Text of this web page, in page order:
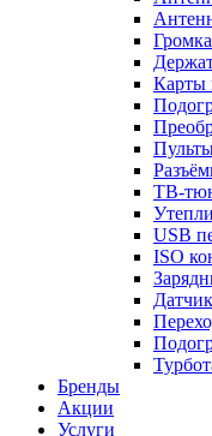
Карты
ТВ-
USB
ISO
Бренды
Акции
Услуги